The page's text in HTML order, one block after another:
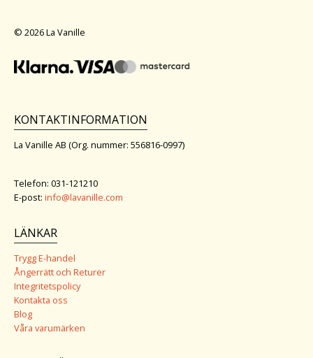
© 2026 La Vanille
KONTAKTINFORMATION
La Vanille AB (Org. nummer: 556816-0997)
Telefon: 031-121210
E-post: info@lavanille.com
LÄNKAR
Trygg E-handel
Ångerrätt och Returer
Integritetspolicy
Kontakta oss
Blog
Våra varumärken